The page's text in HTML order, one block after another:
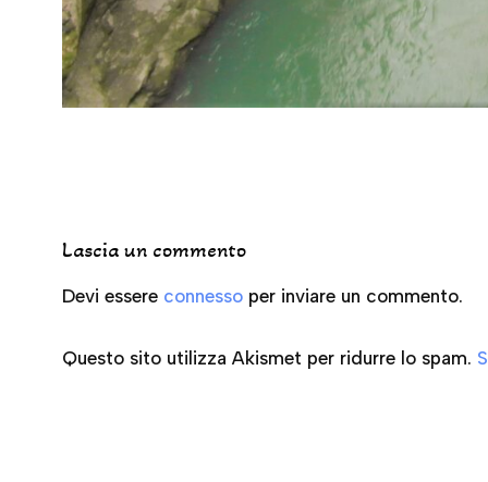
Lascia un commento
Devi essere connesso per inviare un commento.
Questo sito utilizza Akismet per ridurre lo spam.